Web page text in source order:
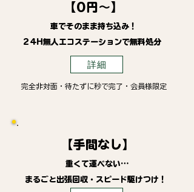
【0円～】
車でそのまま持ち込み！
24H無人エコステーションで無料処分
詳細
完全非対面・待たずに秒で完了・会員様限定
【手間なし】
重くて運べない…
まるごと出張回収・スピード駆けつけ！